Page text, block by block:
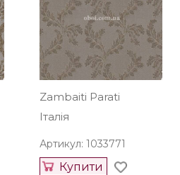
Zambaiti Parati
Італія
Артикул: 1033771
Купити